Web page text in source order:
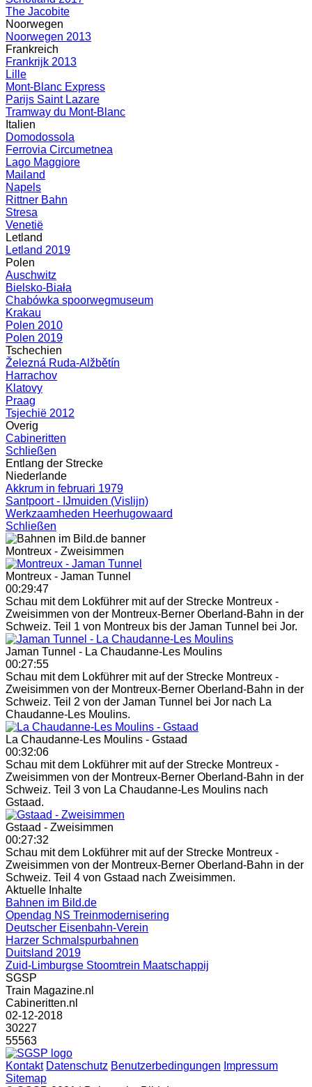
The Jacobite
Noorwegen
Noorwegen 2013
Frankreich
Frankrijk 2013
Lille
Mont-Blanc Express
Parijs Saint Lazare
Tramway du Mont-Blanc
Italien
Domodossola
Ferrovia Circumetnea
Lago Maggiore
Mailand
Napels
Rittner Bahn
Stresa
Venetië
Letland
Letland 2019
Polen
Auschwitz
Bielsko-Biała
Chabówka spoorwegmuseum
Krakau
Polen 2010
Polen 2019
Tschechien
Železná Ruda-Alžbětín
Harrachov
Klatovy
Praag
Tsjechië 2012
Overig
Cabineritten
Schließen
Entlang der Strecke
Niederlande
Akkrum in februari 1979
Santpoort - IJmuiden (Vislijn)
Werkzaamheden Heerhugowaard
Schließen
Montreux - Zweisimmen
Montreux - Jaman Tunnel
00:29:47
Schau mit dem Lokführer mit auf der Strecke Montreux -
Zweisimmen von der Montreux-Berner Oberland-Bahn in der
Schweiz. Teil 1 von Montreux bis der Jaman Tunnel bei Jor.
Jaman Tunnel - La Chaudanne-Les Moulins
00:27:55
Schau mit dem Lokführer mit auf der Strecke Montreux -
Zweisimmen von der Montreux-Berner Oberland-Bahn in der
Schweiz. Teil 2 von der Jaman Tunnel bei Jor nach La
Chaudanne-Les Moulins.
La Chaudanne-Les Moulins - Gstaad
00:32:06
Schau mit dem Lokführer mit auf der Strecke Montreux -
Zweisimmen von der Montreux-Berner Oberland-Bahn in der
Schweiz. Teil 3 von La Chaudanne-Les Moulins nach
Gstaad.
Gstaad - Zweisimmen
00:27:32
Schau mit dem Lokführer mit auf der Strecke Montreux -
Zweisimmen von der Montreux-Berner Oberland-Bahn in der
Schweiz. Teil 4 von Gstaad nach Zweisimmen.
Aktuelle Inhalte
Bahnen im Bild.de
Opendag NS Treinmodernisering
Deutscher Eisenbahn-Verein
Harzer Schmalspurbahnen
Duitsland 2019
Zuid-Limburgse Stoomtrein Maatschappij
SGSP
Train Magazine.nl
Cabineritten.nl
02-12-2018
30227
55563
Kontakt Datenschutz Benutzerbedingungen Impressum
Sitemap